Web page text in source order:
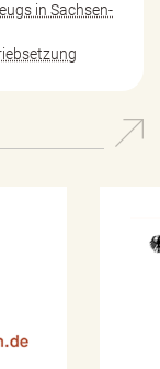
in Sachsen-